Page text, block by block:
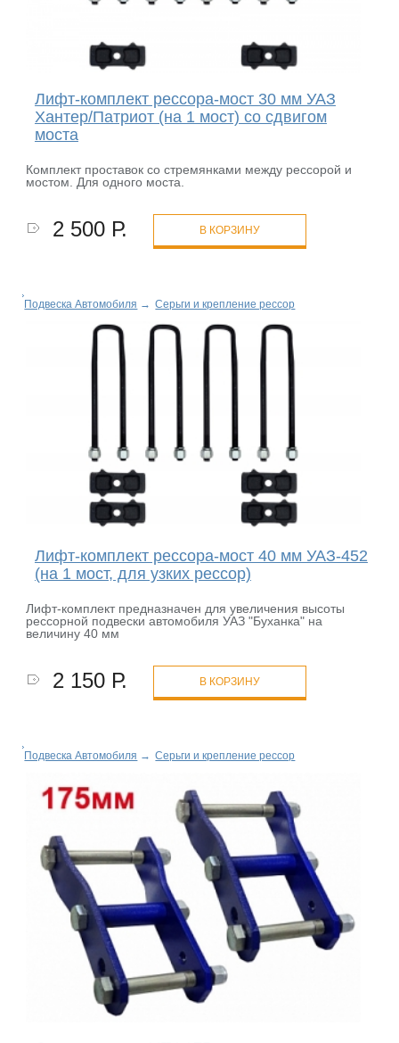
Лифт-комплект рессора-мост 30 мм УАЗ
Хантер/Патриот (на 1 мост) со сдвигом
моста
Комплект проставок со стремянками между рессорой и
мостом. Для одного моста.
2 500 Р. В КОРЗИНУ
Подвеска Автомобиля → Серьги и крепление рессор
Лифт-комплект рессора-мост 40 мм УАЗ-452
(на 1 мост, для узких рессор)
Лифт-комплект предназначен для увеличения высоты
рессорной подвески автомобиля УАЗ "Буханка" на
величину 40 мм
2 150 Р. В КОРЗИНУ
Подвеска Автомобиля → Серьги и крепление рессор